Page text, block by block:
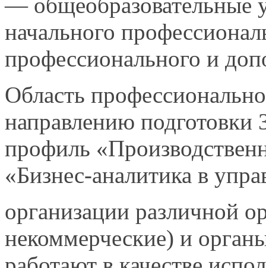
начального
профессионального и
Область
направлению
профиль
«Бизнес-аналитика в
организации различной
некоммерческие) и